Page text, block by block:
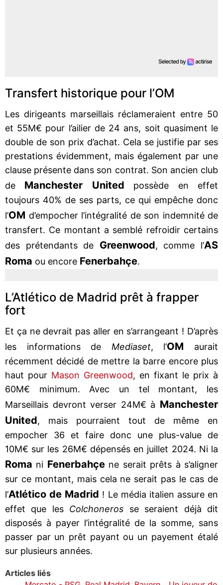
Transfert historique pour l’OM
Les dirigeants marseillais réclameraient entre 50
et 55M€ pour l’ailier de 24 ans, soit quasiment le
double de son prix d’achat. Cela se justifie par ses
prestations évidemment, mais également par une
clause présente dans son contrat. Son ancien club
de Manchester United possède en effet
toujours 40% de ses parts, ce qui empêche donc
l’OM d’empocher l’intégralité de son indemnité de
transfert. Ce montant a semblé refroidir certains
des prétendants de Greenwood, comme l’AS
Roma ou encore Fenerbahçe.
L’Atlético de Madrid prêt à frapper
fort
Et ça ne devrait pas aller en s’arrangeant ! D’après
les informations de Mediaset, l’OM aurait
récemment décidé de mettre la barre encore plus
haut pour Mason Greenwood, en fixant le prix à
60M€ minimum. Avec un tel montant, les
Marseillais devront verser 24M€ à Manchester
United, mais pourraient tout de même en
empocher 36 et faire donc une plus-value de
10M€ sur les 26M€ dépensés en juillet 2024. Ni la
Roma ni Fenerbahçe ne serait prêts à s’aligner
sur ce montant, mais cela ne serait pas le cas de
l’Atlético de Madrid ! Le média italien assure en
effet que les Colchoneros se seraient déjà dit
disposés à payer l’intégralité de la somme, sans
passer par un prêt payant ou un payement étalé
sur plusieurs années.
Articles liés